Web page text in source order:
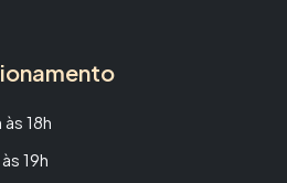
às 18h
19h